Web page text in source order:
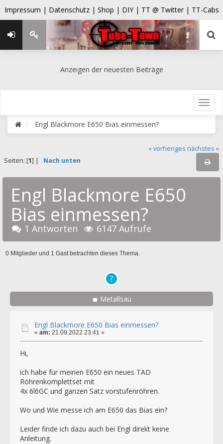
Impressum | Datenschutz | Shop | DIY | TT @ Twitter | TT-Cabs
Anzeigen der neuesten Beiträge
Engl Blackmore E650 Bias einmessen?
« vorheriges nächstes »
Seiten: [1] | Nach unten
Engl Blackmore E650
Bias einmessen?
1 Antworten 6147 Aufrufe
0 Mitglieder und 1 Gast betrachten dieses Thema.
Metallsau
Engl Blackmore E650 Bias einmessen?
« am: 21.09.2022 23:41 »
Hi,
ich habe für meinen E650 ein neues TAD
Röhrenkomplettset mit
4x 6l6GC und ganzen Satz vorstufenröhren.
Wo und Wie messe ich am E650 das Bias ein?
Leider finde ich dazu auch bei Engl direkt keine
Anleitung.